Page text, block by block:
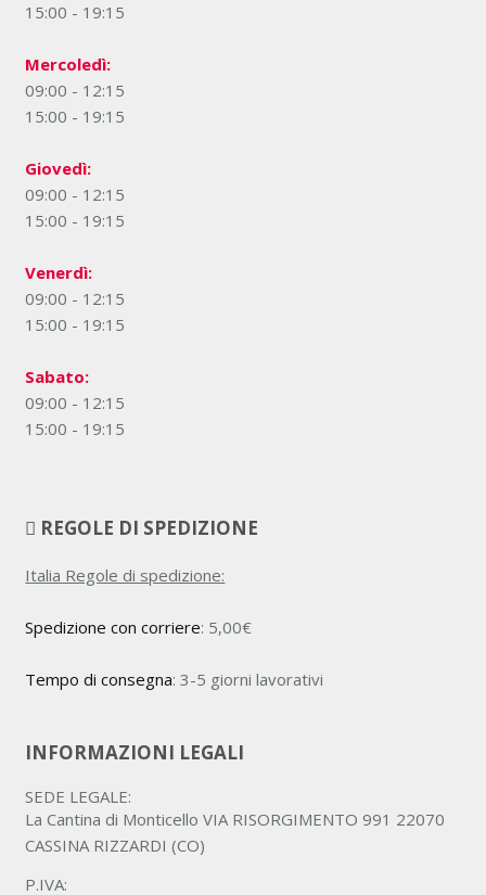
15:00 - 19:15
Mercoledì:
09:00 - 12:15
15:00 - 19:15
Giovedì:
09:00 - 12:15
15:00 - 19:15
Venerdì:
09:00 - 12:15
15:00 - 19:15
Sabato:
09:00 - 12:15
15:00 - 19:15
REGOLE DI SPEDIZIONE
Italia Regole di spedizione:
Spedizione con corriere: 5,00€
Tempo di consegna: 3-5 giorni lavorativi
INFORMAZIONI LEGALI
SEDE LEGALE:
La Cantina di Monticello VIA RISORGIMENTO 991 22070
CASSINA RIZZARDI (CO)
P.IVA: